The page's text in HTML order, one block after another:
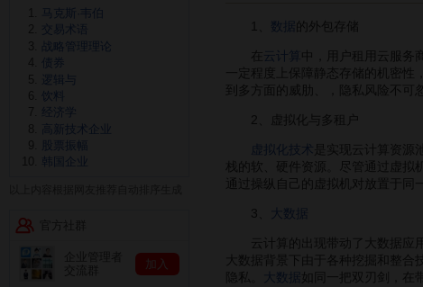
数据 的外包存储
在 云计算 中，用户租用云服务
一定程度上保障静态存储的机密性
到多方面的威肋、，隐私风险不可
2、虚拟化与多租户
虚拟化技术 是实现云计算资源
栈的软、硬件资源。尽管通过虚拟
通过操纵自己的虚拟机对放置于同
3、 大数据
云计算的出现带动了大数据应用
大数据背景下由于各种挖掘和整合
隐私。
大数据 如同一把双刃剑，在
马克斯·韦伯
交易术语
战略管理理论
债券
逻辑与
饮料
经济学
高新技术企业
股票振幅
韩国企业
加入